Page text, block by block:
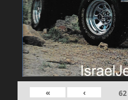
62
›
»